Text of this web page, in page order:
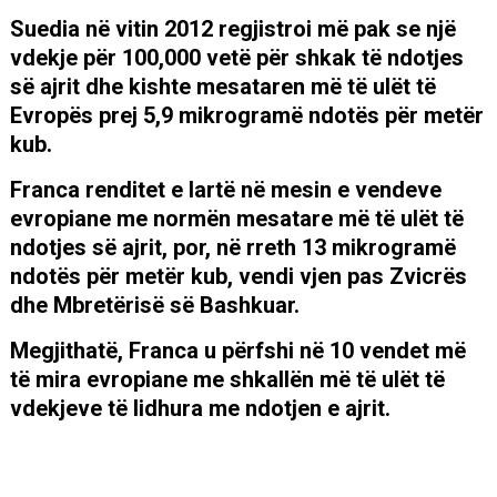
Suedia në vitin 2012 regjistroi më pak se një
vdekje për 100,000 vetë për shkak të ndotjes
së ajrit dhe kishte mesataren më të ulët të
Evropës prej 5,9 mikrogramë ndotës për metër
kub.
Franca renditet e lartë në mesin e vendeve
evropiane me normën mesatare më të ulët të
ndotjes së ajrit, por, në rreth 13 mikrogramë
ndotës për metër kub, vendi vjen pas Zvicrës
dhe Mbretërisë së Bashkuar.
Megjithatë, Franca u përfshi në 10 vendet më
të mira evropiane me shkallën më të ulët të
vdekjeve të lidhura me ndotjen e ajrit.